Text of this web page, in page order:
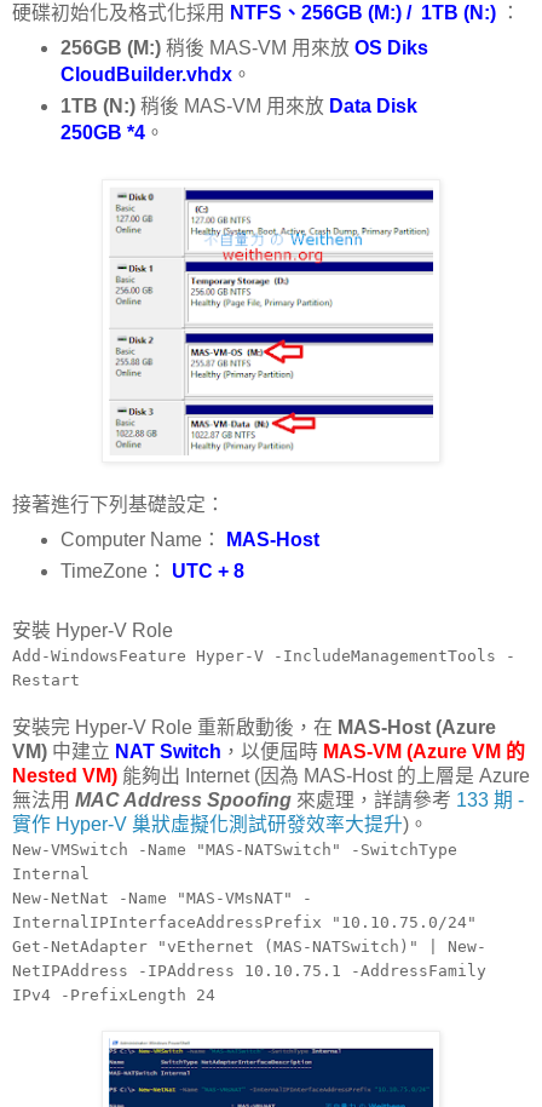
硬碟初始化及格式化採用 NTFS、256GB (M:) / 1TB (N:) ：
256GB (M:)稍後 MAS-VM 用來放 OS Diks
CloudBuilder.vhdx。
1TB (N:)稍後 MAS-VM 用來放 Data Disk
250GB *4。
接著進行下列基礎設定：
Computer Name：
MAS-Host
TimeZone： UTC + 8
安裝 Hyper-V Role
Add-WindowsFeature Hyper-V -IncludeManagementTools -
Restart
安裝完 Hyper-V Role 重新啟動後，在 MAS-Host (Azure
VM) 中建立 NAT Switch ，以便屆時 MAS-VM (Azure VM 的
Nested VM) 能夠出 Internet (因為 MAS-Host 的上層是 Azure
無法用 MAC Address Spoofing 來處理，詳請參考 133 期 -
實作 Hyper-V 巢狀虛擬化測試研發效率大提升)。
New-VMSwitch -Name "MAS-NATSwitch" -SwitchType
Internal
New-NetNat -Name "MAS-VMsNAT" -
InternalIPInterfaceAddressPrefix "10.10.75.0/24"
Get-NetAdapter "vEthernet (MAS-NATSwitch)" | New-
NetIPAddress -IPAddress 10.10.75.1 -AddressFamily
IPv4 -PrefixLength 24